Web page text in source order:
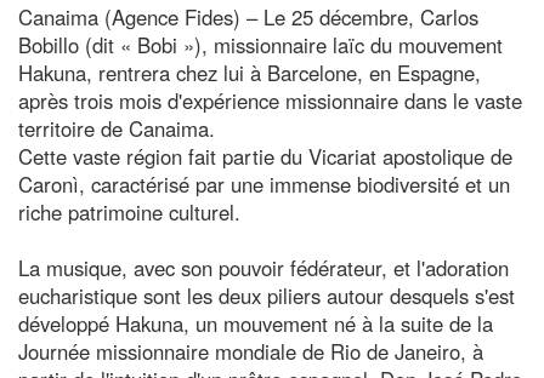
Canaima (Agence Fides) – Le 25 décembre, Carlos
Bobillo (dit « Bobi »), missionnaire laïc du mouvement
Hakuna, rentrera chez lui à Barcelone, en Espagne,
après trois mois d'expérience missionnaire dans le vaste
territoire de Canaima.
Cette vaste région fait partie du Vicariat apostolique de
Caronì, caractérisé par une immense biodiversité et un
riche patrimoine culturel.
La musique, avec son pouvoir fédérateur, et l'adoration
eucharistique sont les deux piliers autour desquels s'est
développé Hakuna, un mouvement né à la suite de la
Journée missionnaire mondiale de Rio de Janeiro, à